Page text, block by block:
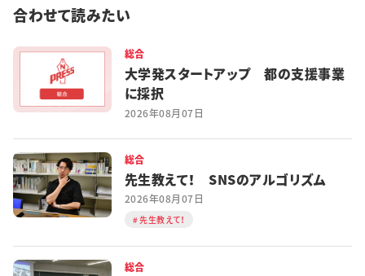
合わせて読みたい
総合
大学発スタートアップ 都の支援事業
に採択
2026年08月07日
総合
先生教えて！ SNSのアルゴリズム
2026年08月07日
先生教えて！
総合